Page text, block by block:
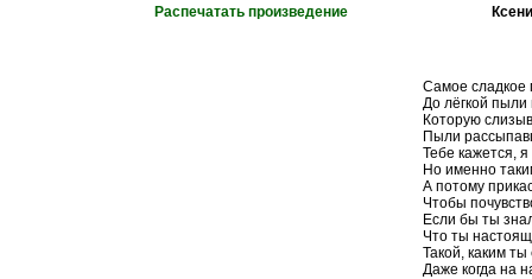
Распечатать произведение
Самое сладкое
До лёгкой пыли
Которую
Пыли
Тебе кажется,
Но именно
А потому
Чтобы
Если бы ты
Что ты
Такой, каким ты
Даже когда на